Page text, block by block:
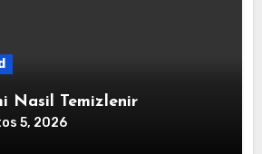
Nasil Temizlenir
5, 2026